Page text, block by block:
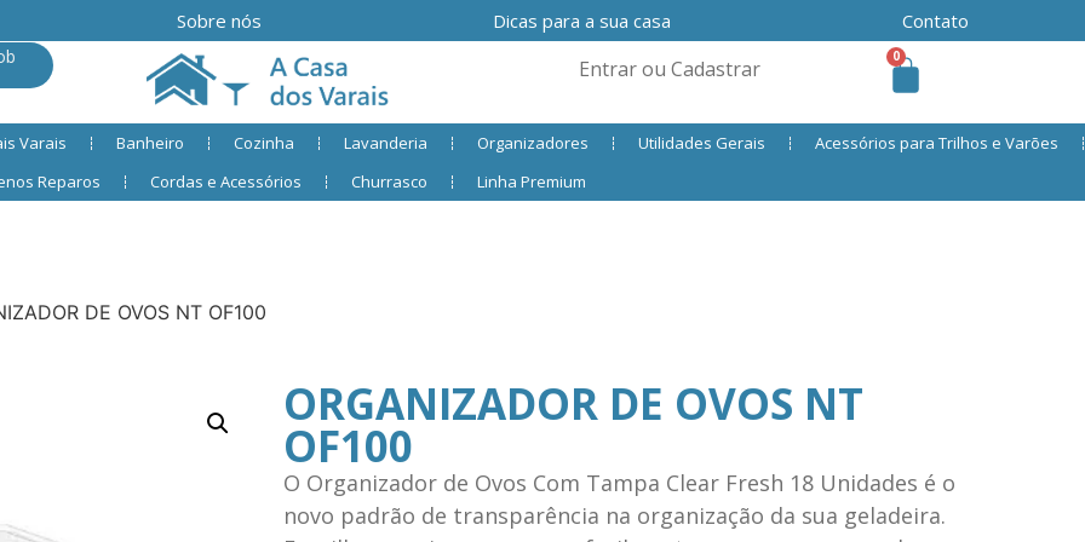
Sobre nós Dicas para a sua casa Contato
Entrar ou Cadastrar 0
Varais Banheiro Cozinha Lavanderia Organizadores Utilidades Gerais
Acessórios para Trilhos e Varões
Reparos
Cordas e Acessórios Churrasco Linha Premium
DE OVOS NT OF100
ORGANIZADOR DE OVOS NT
OF100
O Organizador de Ovos Com Tampa Clear Fresh 18 Unidades é o
novo padrão de transparência na organização da sua geladeira.